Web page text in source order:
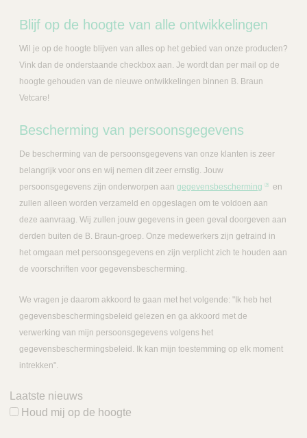
Blijf op de hoogte van alle ontwikkelingen
Wil je op de hoogte blijven van alles op het gebied van onze producten?
Vink dan de onderstaande checkbox aan. Je wordt dan per mail op de
hoogte gehouden van de nieuwe ontwikkelingen binnen B. Braun
Vetcare!
Bescherming van persoonsgegevens
De bescherming van de persoonsgegevens van onze klanten is zeer
belangrijk voor ons en wij nemen dit zeer ernstig. Jouw
persoonsgegevens zijn onderworpen aan gegevensbescherming
en
zullen alleen worden verzameld en opgeslagen om te voldoen aan
deze aanvraag. Wij zullen jouw gegevens in geen geval doorgeven aan
derden buiten de B. Braun-groep. Onze medewerkers zijn getraind in
het omgaan met persoonsgegevens en zijn verplicht zich te houden aan
de voorschriften voor gegevensbescherming.
We vragen je daarom akkoord te gaan met het volgende: "Ik heb het
gegevensbeschermingsbeleid gelezen en ga akkoord met de
verwerking van mijn persoonsgegevens volgens het
gegevensbeschermingsbeleid. Ik kan mijn toestemming op elk moment
intrekken".
Laatste nieuws
Houd mij op de hoogte